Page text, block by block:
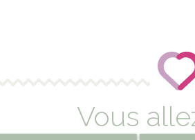
Vous